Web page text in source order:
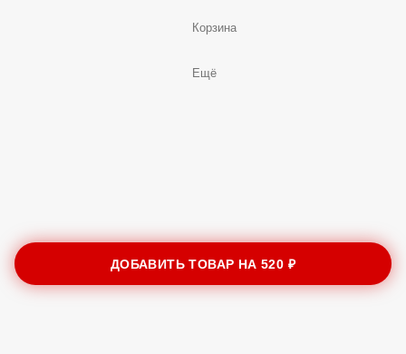
ДОБАВИТЬ ТОВАР НА520 ₽
Корзина
Ещё